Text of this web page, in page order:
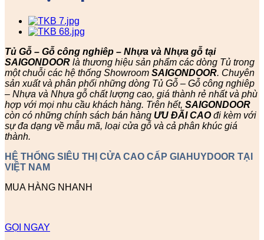
Tủ Gỗ – Gỗ công nghiêp – Nhựa và Nhựa gỗ tại
SAIGONDOOR là thương hiệu sản phẩm các dòng Tủ trong
một chuỗi các hệ thống Showroom SAIGONDOOR. Chuyên
sản xuất và phân phối những dòng Tủ Gỗ – Gỗ công nghiêp
– Nhựa và Nhựa gỗ chất lượng cao, giá thành rẻ nhất và phù
hợp với mọi nhu cầu khách hàng. Trên hết, SAIGONDOOR
còn có những chính sách bán hàng ƯU ĐÃI CAOđi kèm với
sự đa dạng về mẫu mã, loại cửa gỗ và cả phân khúc giá
thành.
HỆ THỐNG SIÊU THỊ CỬA CAO CẤP GIAHUYDOOR TẠI
VIỆT NAM
MUA HÀNG NHANH
GỌI NGAY